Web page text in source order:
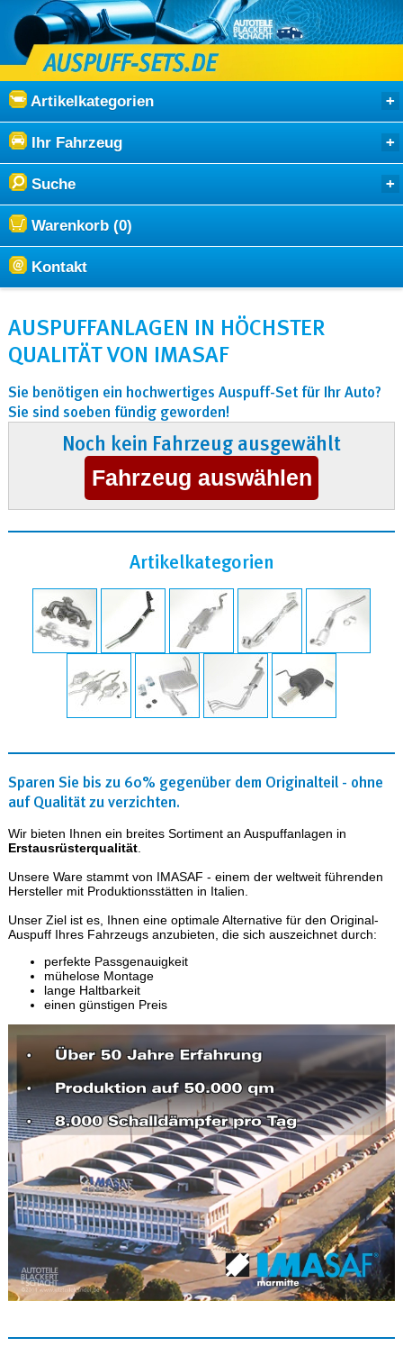
Artikelkategorien
Ihr Fahrzeug
Suche
Warenkorb (0)
Kontakt
AUSPUFFANLAGEN IN HÖCHSTER
QUALITÄT VON IMASAF
Sie benötigen ein hochwertiges Auspuff-Set für Ihr Auto?
Sie sind soeben fündig geworden!
Noch kein Fahrzeug ausgewählt
Artikelkategorien
Sparen Sie bis zu 60% gegenüber dem Originalteil - ohne
auf Qualität zu verzichten.
Wir bieten Ihnen ein breites Sortiment an Auspuffanlagen in
Erstausrüsterqualität.
Unsere Ware stammt von IMASAF - einem der weltweit führenden
Hersteller mit Produktionsstätten in Italien.
Unser Ziel ist es, Ihnen eine optimale Alternative für den Original-
Auspuff Ihres Fahrzeugs anzubieten, die sich auszeichnet durch:
perfekte Passgenauigkeit
mühelose Montage
lange Haltbarkeit
einen günstigen Preis